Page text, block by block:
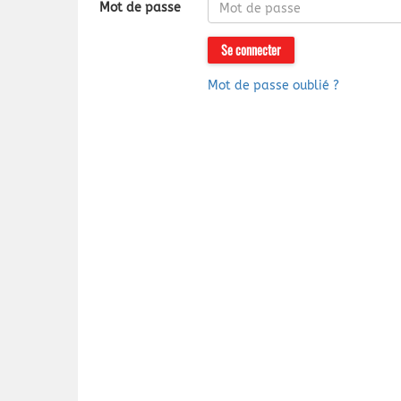
Mot de passe
Se connecter
Mot de passe oublié ?